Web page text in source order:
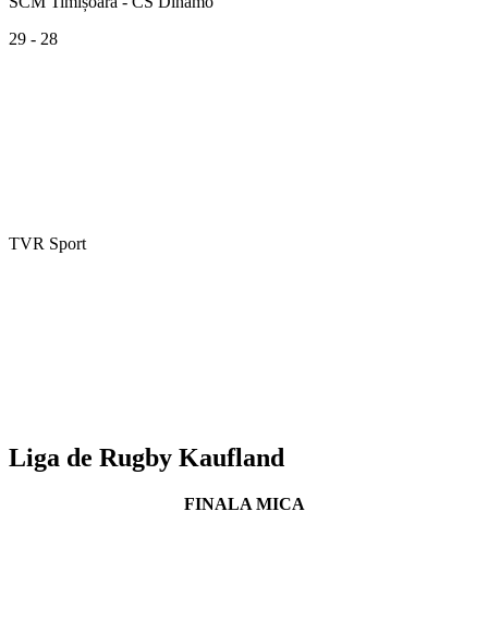
29 - 28
TVR Sport
Liga de Rugby Kaufland
FINALA MICA